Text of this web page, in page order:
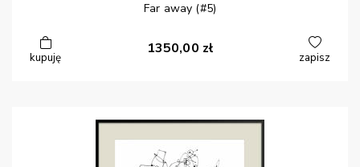
Far away (#5)
kupuję
1350,00 zł
zapisz